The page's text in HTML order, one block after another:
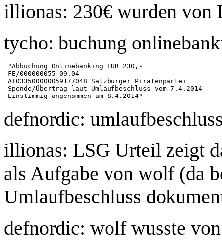
illionas: 230€ wurden von
tycho: buchung
"Abbuchung Onlinebanking EUR 230,-
FE/000000055 09.04
AT033500000059177048 Salzburger Piratenpartei
Spende/Übertrag laut Umlaufbeschluss vom 7.4.2014
defnordic:
illionas: LSG Urteil zeigt
als Aufgabe von wolf (da
Umlaufbeschluss
defnordic: wolf wusste